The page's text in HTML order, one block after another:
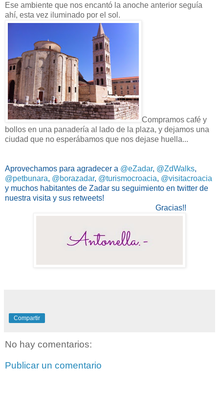
Ese ambiente que nos encantó la anoche anterior seguía
ahí, esta vez iluminado por el sol.
Compramos café y
bollos en una panadería al lado de la plaza, y dejamos una
ciudad que no esperábamos que nos dejase huella...
Aprovechamos para agradecer a @eZadar, @ZdWalks,
@petbunara, @borazadar, @turismocroacia, @visitacroacia
y muchos habitantes de Zadar su seguimiento en twitter de
nuestra visita y sus retweets!
Gracias!!
Compartir
No hay comentarios:
Publicar un comentario